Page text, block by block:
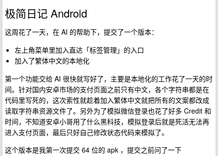
极简日记 Android
这周花了一天，在 AI 的帮助下，提交了一个版本：
左上角菜单里加入直达「标签管理」的入口
加入了繁体中文的本地化
第一个功能交给 AI 很快就写好了，主要是本地化的工作花了一天的时
间。针对国内安卓市场的支付页面之前只有中文，各个字符串都是在
代码里写死的，这次索性就趁着加入繁体中文就把所有的文案都改成
读取字符串资源文件了。另外为了模拟微信登录也花了好多 Credit 和
时间，不知道安卓小哥用了什么黑科技，模拟登录后就是死活无法再
进入支付页面，最后只好自己修改状态代码来模拟了。
这个版本是我第一次提交 64 位的 apk ，提交之前问了一下